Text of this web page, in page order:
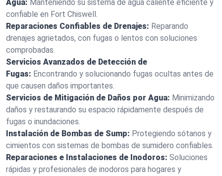
Agua: Manteniendo su sistema de agua caliente eficiente y
confiable en Fort Chiswell.
Reparaciones Confiables de Drenajes: Reparando
drenajes agrietados, con fugas o lentos con soluciones
comprobadas.
Servicios Avanzados de Detección de
Fugas: Encontrando y solucionando fugas ocultas antes de
que causen daños importantes.
Servicios de Mitigación de Daños por Agua: Minimizando
daños y restaurando su espacio rápidamente después de
fugas o inundaciones.
Instalación de Bombas de Sump: Protegiendo sótanos y
cimientos con sistemas de bombas de sumidero confiables.
Reparaciones e Instalaciones de Inodoros: Soluciones
rápidas y profesionales de inodoros para hogares y